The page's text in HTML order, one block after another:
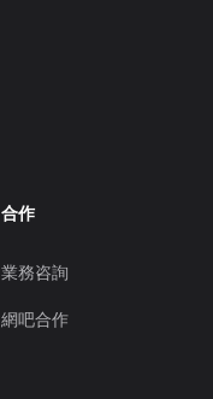
合作
業務咨詢
網吧合作